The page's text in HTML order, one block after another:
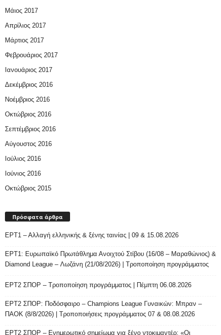
Μάιος 2017
Απρίλιος 2017
Μάρτιος 2017
Φεβρουάριος 2017
Ιανουάριος 2017
Δεκέμβριος 2016
Νοέμβριος 2016
Οκτώβριος 2016
Σεπτέμβριος 2016
Αύγουστος 2016
Ιούλιος 2016
Ιούνιος 2016
Οκτώβριος 2015
Πρόσφατα άρθρα
ΕΡΤ1 – Αλλαγή ελληνικής & ξένης ταινίας | 09 & 15.08.2026
ΕΡΤ1: Ευρωπαϊκό Πρωτάθλημα Ανοιχτού Στίβου (16/08 – Μαραθώνιος) &
Diamond League – Λωζάνη (21/08/2026) | Τροποποίηση προγράμματος
ΕΡΤ2 ΣΠΟΡ – Τροποποίηση προγράμματος | Πέμπτη 06.08.2026
ΕΡΤ2 ΣΠΟΡ: Ποδόσφαιρο – Champions League Γυναικών: Μπραν –
ΠΑΟΚ (8/8/2026) | Τροποποιήσεις προγράμματος 07 & 08.08.2026
ΕΡΤ2 ΣΠΟΡ – Ενημερωτικό σημείωμα για ξένο ντοκιμαντέρ: «Οι